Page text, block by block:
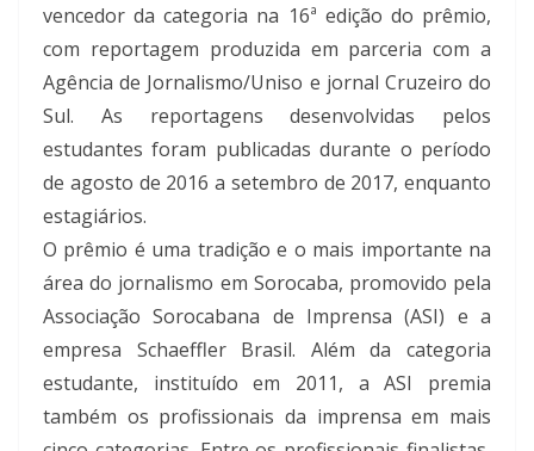
vencedor da categoria na 16ª edição do prêmio,
com reportagem produzida em parceria com a
Agência de Jornalismo/Uniso e jornal Cruzeiro do
Sul. As reportagens desenvolvidas pelos
estudantes foram publicadas durante o período
de agosto de 2016 a setembro de 2017, enquanto
estagiários.
O prêmio é uma tradição e o mais importante na
área do jornalismo em Sorocaba, promovido pela
Associação Sorocabana de Imprensa (ASI) e a
empresa Schaeffler Brasil. Além da categoria
estudante, instituído em 2011, a ASI premia
também os profissionais da imprensa em mais